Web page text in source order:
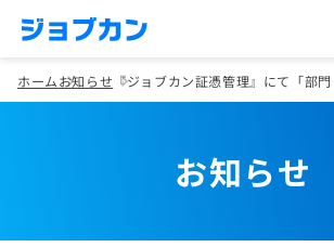
ホームお知らせ 『ジョブカン証憑管理』にて「部
お知らせ